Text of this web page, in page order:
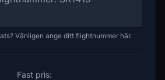
Vänligen ange ditt flightnummer här.
Fast pris: